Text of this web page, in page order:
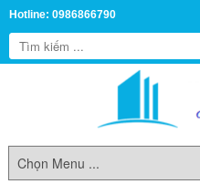
Hotline: 0986866790